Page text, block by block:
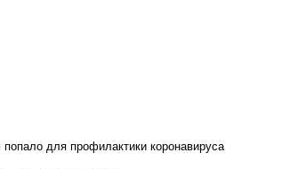
для профилактики коронавируса